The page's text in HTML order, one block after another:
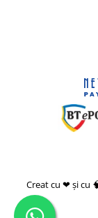
Creat cu ❤ și cu